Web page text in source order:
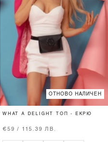
ОТНОВО НАЛИЧЕН
WHAT A DELIGHT ТОП - ЕКРЮ
€59 / 115.39 ЛВ.